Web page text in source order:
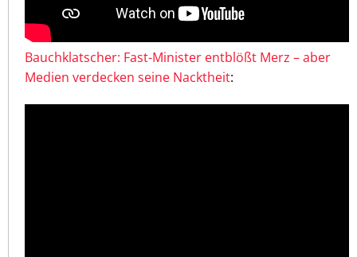
Bauchklatscher: Fast-Minister entblößt Merz – aber
Medien verdecken seine Nacktheit: